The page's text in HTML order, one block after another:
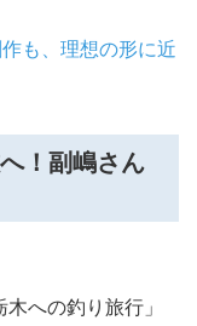
も、理想の形に近
！副嶋さん
への釣り旅行」